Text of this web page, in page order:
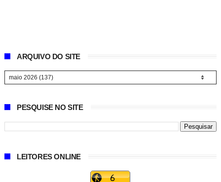
ARQUIVO DO SITE
PESQUISE NO SITE
LEITORES ONLINE